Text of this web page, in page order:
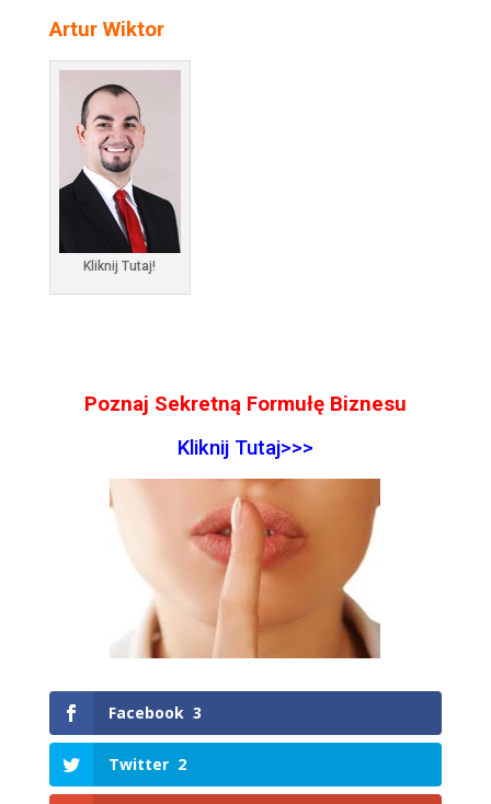
Artur Wiktor
Kliknij Tutaj!
Poznaj Sekretną Formułę Biznesu
Kliknij Tutaj>>>
Facebook 3
Twitter 2